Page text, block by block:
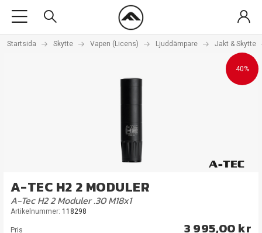
Startsida Skytte Vapen (Licens) Ljuddämpare Jakt & Skytte
40%
A-TEC H2 2 MODULER
A-Tec H2 2 Moduler .30 M18x1
Artikelnummer: 118298
Pris 3 995,00 kr